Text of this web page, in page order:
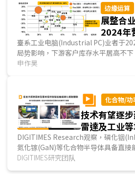
边缘运算
展整合
2024年
臺系工业电脑(Industrial PC)业者于
局势影响，下游客户库存水平居高不
Research预估臺系IPC业者2023年总
申作昊
化合物/功
技术有望逐
雷達及工业
DIGITIMES Research观察，磷化铟
氮化镓(GaN)等化合物半导体具备直接
雷射使用，其中以垂直共振腔面射型
DIGITIMES研究团队